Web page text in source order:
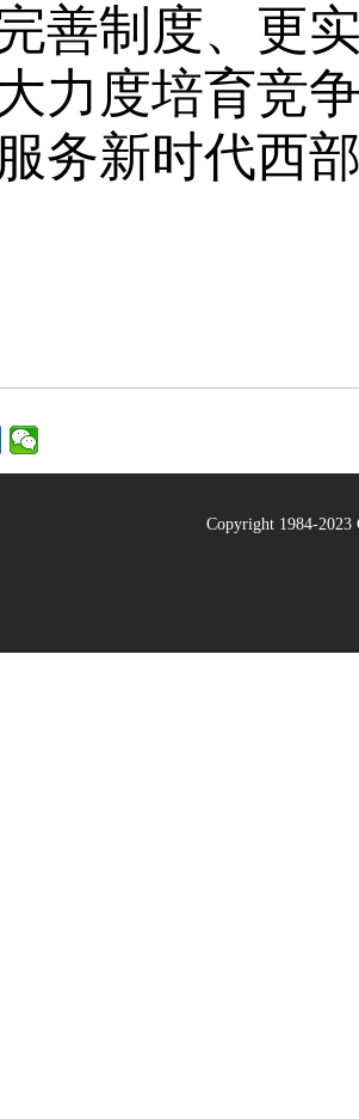
善制度、更
力度培育竞
务新时代西
Copyright 1984-